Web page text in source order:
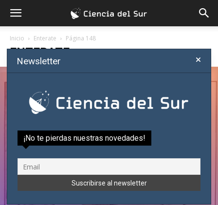
Inicio Enterate Página 148
ENTERATE
Synthetic Life»: Jack Szostak
Eduardo Quintana - enero 4, 2018
Newsletter
¡No te pierdas nuestras novedades!